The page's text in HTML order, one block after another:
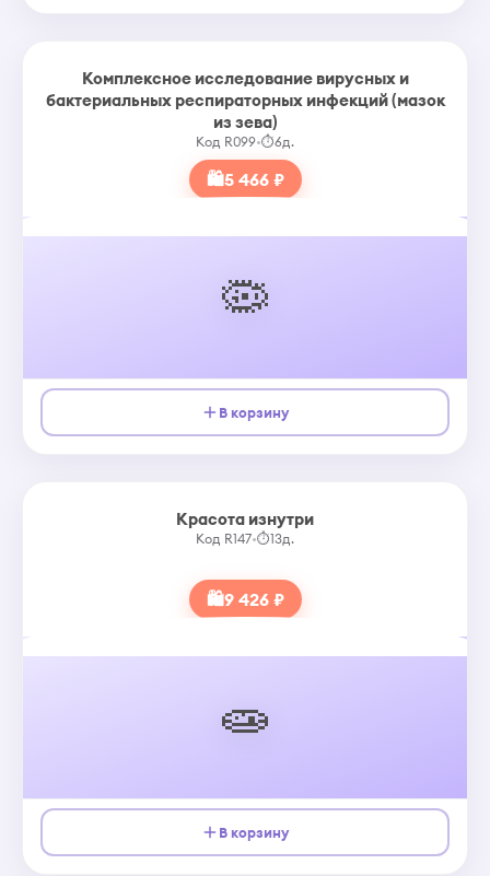
Комплексное исследование вирусных и
бактериальных респираторных инфекций (мазок
из зева)
Код R099•⏱6д.
🛍5 466 ₽
🦠
В корзину
Красота изнутри
Код R147•⏱13д.
🛍9 426 ₽
🧫
В корзину